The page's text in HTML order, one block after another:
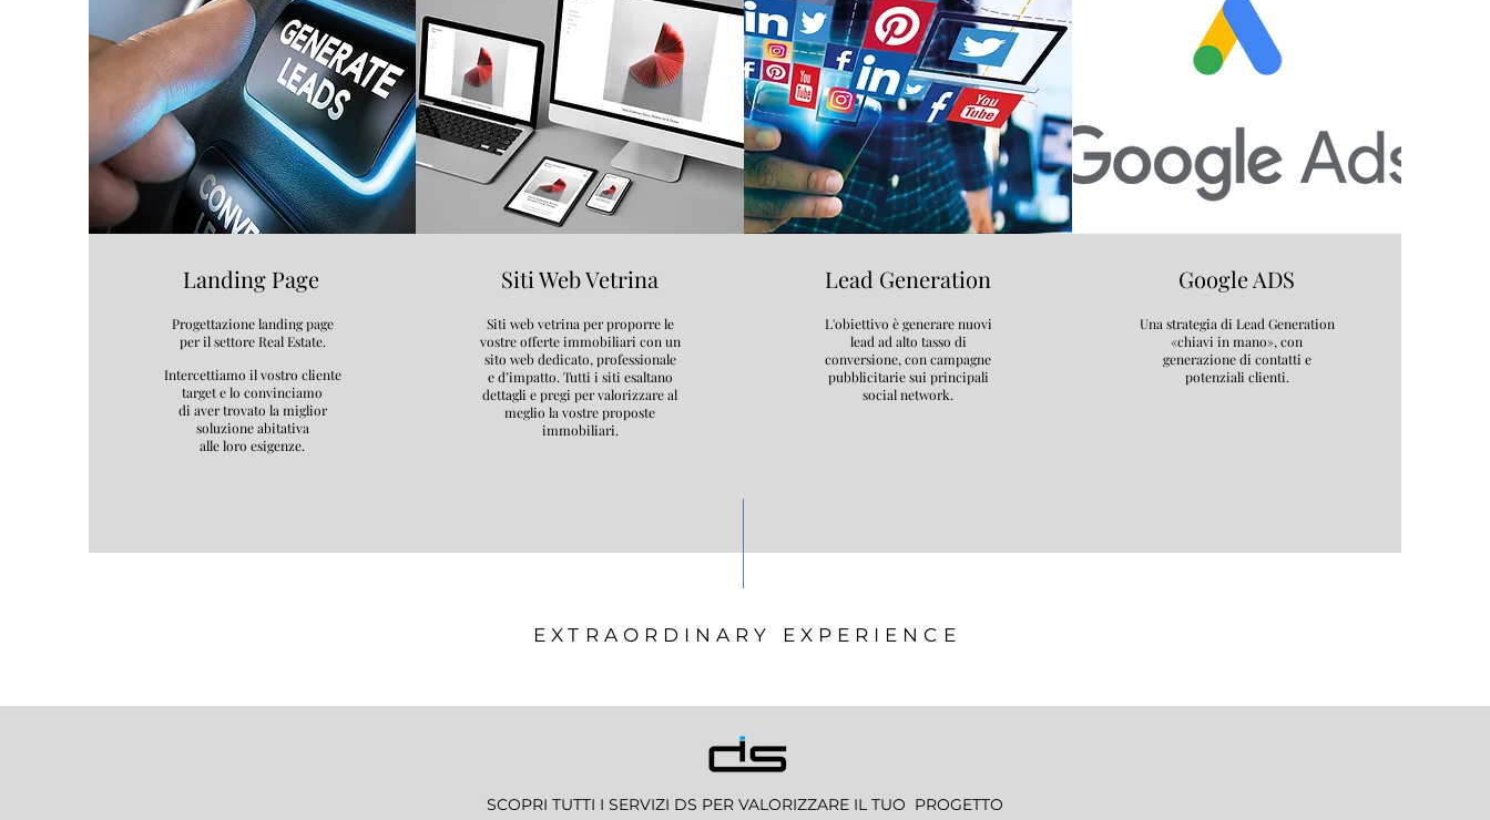
Landing Page
Progettazione landing page
per il settore Real Estate.
Intercettiamo il vostro cliente
target e lo convinciamo
di aver trovato la miglior
soluzione abitativa
alle loro esigenze.
Siti Web Vetrina
Siti web vetrina per proporre le
vostre offerte immobiliari con un
sito web dedicato, professionale
e d’impatto. Tutti i siti esaltano
dettagli e pregi per valorizzare al
meglio la vostre proposte
immobiliari.
Lead Generation
L'obiettivo è generare nuovi
lead ad alto tasso di
conversione, con campagne
pubblicitarie sui principali
social network.
Google ADS
Una strategia di Lead Generation
«chiavi in mano», con
generazione di contatti e
potenziali clienti.
EXTRAORDINARY EXPERIENCE
SCOPRI TUTTI I SERVIZI DS PER VALORIZZARE IL TUO PROGETTO